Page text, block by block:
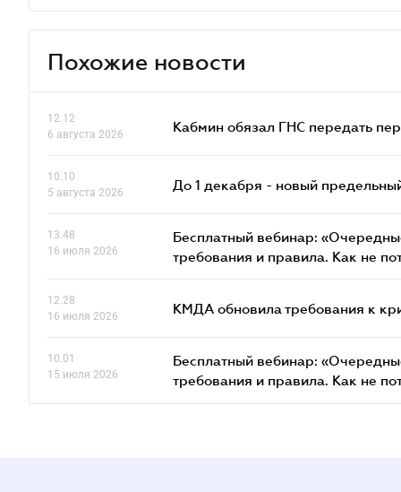
Похожие новости
12.12
6 августа 2026
Кабмин обязал ГНС передать
10.10
5 августа 2026
До 1 декабря - новый
13.48
16 июля 2026
Бесплатный вебинар:
требования и правила. Как не
12.28
16 июля 2026
КМДА обновила требования к
10.01
15 июля 2026
Бесплатный вебинар:
требования и правила. Как не